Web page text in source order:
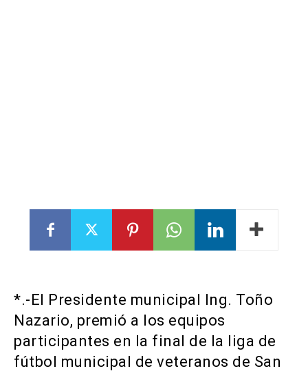
*.-El Presidente municipal Ing. Toño
Nazario, premió a los equipos
participantes en la final de la liga de
fútbol municipal de veteranos de San